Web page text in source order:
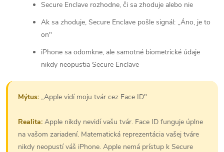
Secure Enclave rozhodne, či sa zhoduje alebo nie
Ak sa zhoduje, Secure Enclave pošle signál: „Áno, je to
on"
iPhone sa odomkne, ale samotné biometrické údaje
nikdy neopustia Secure Enclave
Mýtus: „Apple vidí moju tvár cez Face ID"
Realita: Apple nikdy nevidí vašu tvár. Face ID funguje úplne
na vašom zariadení. Matematická reprezentácia vašej tváre
nikdy neopustí váš iPhone. Apple nemá prístup k Secure